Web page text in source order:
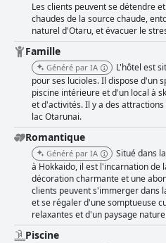
Les clients peuvent se détendre
chaudes de la source chaude,
naturel d'Otaru, et évacuer le
Famille
Généré par IA
L'hôtel est
pour ses lucioles. Il dispose d'un
piscine intérieure et d'un local à
et d'activités. Il y a des
lac Otarunai.
Romantique
Généré par IA
Situé dans
à Hokkaido, il est l'incarnation de
décoration charmante et une
clients peuvent s'immerger dans
et se régaler d'une somptueuse
relaxantes et d'un paysage
Piscine